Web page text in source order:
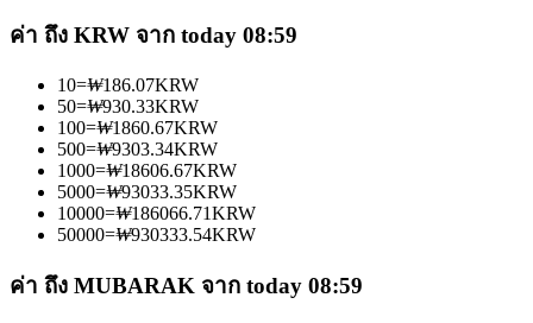
ลอกการซื้อขาย
ข้อมูล
ค่า ถึง KRW จาก today 08:59
10=₩186.07KRW
50=₩930.33KRW
100=₩1860.67KRW
500=₩9303.34KRW
1000=₩18606.67KRW
5000=₩93033.35KRW
10000=₩186066.71KRW
50000=₩930333.54KRW
ค่า ถึง MUBARAK จาก today 08:59